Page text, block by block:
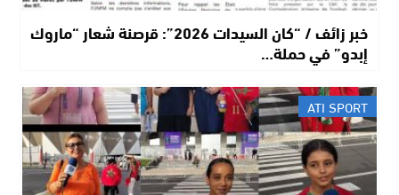
خبر زائف / “كان السيدات 2026”: قرصنة شعار “ماروك
إبدو” في حملة…
ATI SPORT